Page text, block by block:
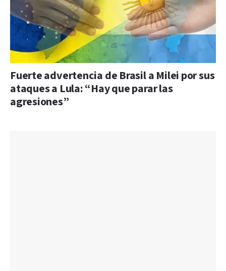
Fuerte advertencia de Brasil a Milei por sus
ataques a Lula: “Hay que parar las
agresiones”